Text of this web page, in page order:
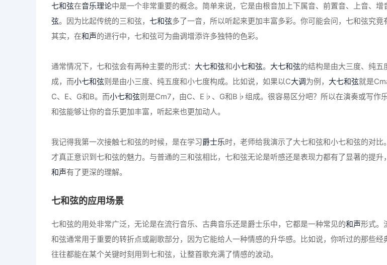
七和弦在音乐理论中是一个非常重要的概念。简单来说，它是由根音加上下属音、前置音、上音、增
弦。因为比起传统的三和弦， 七和弦多了一音，所以听起来更加丰富多彩。你可能会问，七和弦究竟
其实，在和声的进行中，七和弦可为曲调增添许多独特的色彩。
通常情况下，七和弦会有两种主要的形式： 大七和弦和小七和弦。 大七和弦的结构是由大三度、纯五
成，而小七和弦则是由小三度、纯五度和小七度构成。比如说，如果以C大调为例， 大七和弦就是
C、E、G和B。而小七和弦则是Cm7，由C、E♭、G和B♭组成。很容易区分吧？所以在演奏或写作
和弦能够让你的音乐更加丰富，听起来也更加动人。
我记得我第一次接触七和弦的时候，是在学习爵士乐时，老师给我演示了大七和弦和小七和弦的对比
才真正意识到七和弦的魅力。与普通的三和弦相比，七和弦无论是听感还是表现力都有了显著的提升
和声有了更深的理解。
七和弦的应用场景
七和弦的用处非常广泛，无论是在流行音乐、古典音乐还是爵士乐中，它都是一种常见的和声形式。
和弦通常用于重要的转折点或副歌部分，因为它能给人一种情感的升华感。比如说，你听过的那些经
往往都能在某个关键时刻用到七和弦，让整首歌充满了情感的波动。